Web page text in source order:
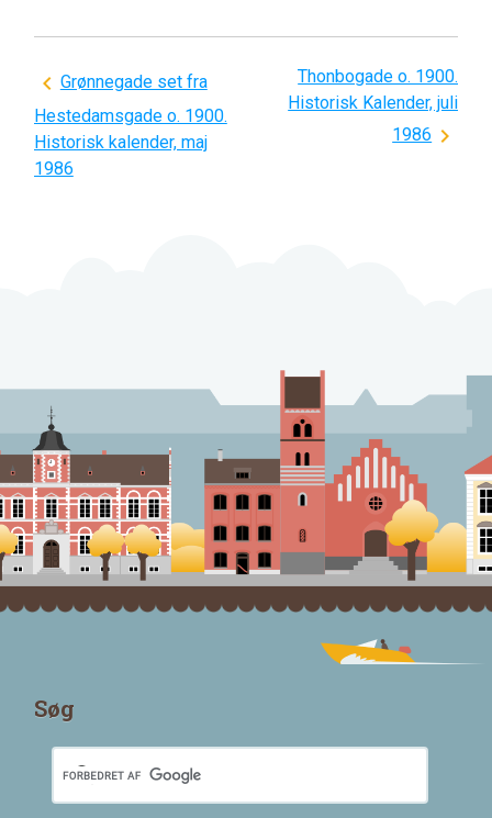
Indlægsnavigation
Grønnegade set fra
Hestedamsgade o. 1900.
Historisk kalender, maj
1986
Thonbogade o. 1900.
Historisk Kalender, juli
1986
Søg